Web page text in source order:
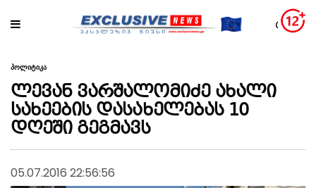
პოლიტიკა
ლევან ვარშალომიძე ახალი
სახეების დასახელებას 10
დღეში გეგმავს
05.07.2016 22:56:56